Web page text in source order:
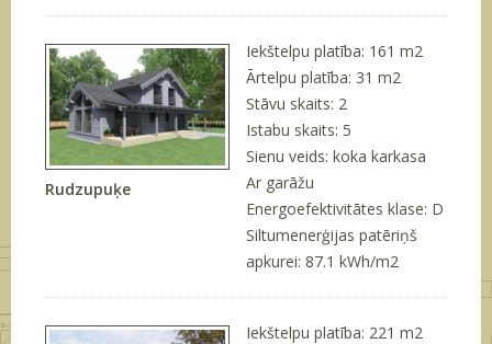
Rudzupuķe
Iekštelpu platība: 161 m2
Ārtelpu platība: 31 m2
Stāvu skaits: 2
Istabu skaits: 5
Sienu veids: koka karkasa
Ar garāžu
Energoefektivitātes klase: D
Siltumenerģijas patēriņš
apkurei: 87.1 kWh/m2
Iekštelpu platība: 221 m2